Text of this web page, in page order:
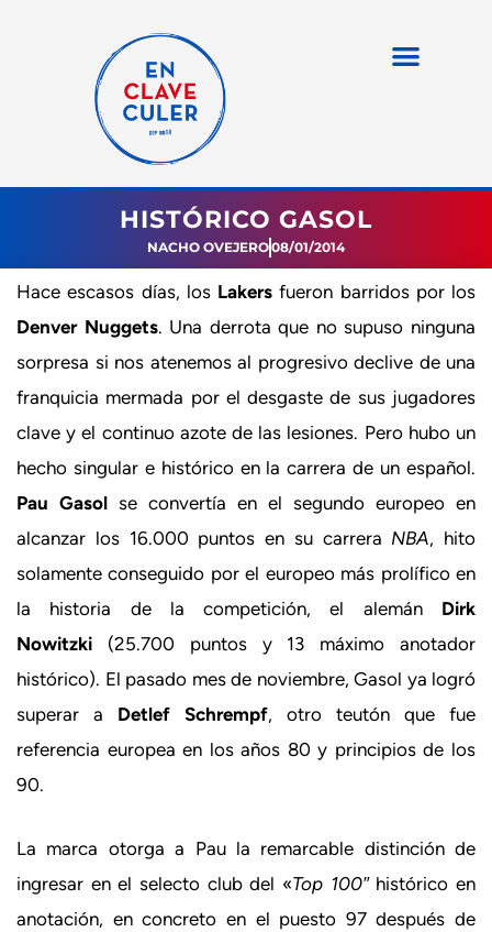
HISTÓRICO GASOL
NACHO OVEJERO08/01/2014
Hace escasos días, los Lakers fueron barridos por los
Denver Nuggets. Una derrota que no supuso ninguna
sorpresa si nos atenemos al progresivo declive de una
franquicia mermada por el desgaste de sus jugadores
clave y el continuo azote de las lesiones. Pero hubo un
hecho singular e histórico en la carrera de un español.
Pau Gasol se convertía en el segundo europeo en
alcanzar los 16.000 puntos en su carrera NBA, hito
solamente conseguido por el europeo más prolífico en
la historia de la competición, el alemán Dirk
Nowitzki (25.700 puntos y 13 máximo anotador
histórico). El pasado mes de noviembre, Gasol ya logró
superar a Detlef Schrempf, otro teutón que fue
referencia europea en los años 80 y principios de los
90.
La marca otorga a Pau la remarcable distinción de
ingresar en el selecto club del «Top 100″ histórico en
anotación, en concreto en el puesto 97 después de